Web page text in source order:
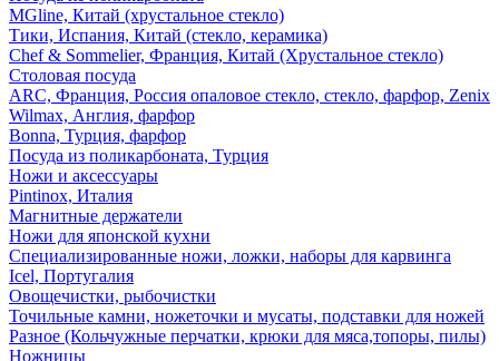
MGline, Китай (хрустальное стекло)
Тики, Испания, Китай (стекло, керамика)
Chef & Sommelier, Франция, Китай (Хрустальное стекло)
Столовая посуда
ARC, Франция, Россия опаловое стекло, стекло, фарфор, Zenix
Wilmax, Англия, фарфор
Bonna, Турция, фарфор
Посуда из поликарбоната, Турция
Ножи и аксессуары
Pintinox, Италия
Магнитные держатели
Ножи для японской кухни
Специализированные ножи, ложки, наборы для карвинга
Icel, Португалия
Овощечистки, рыбочистки
Точильные камни, ножеточки и мусаты, подставки для ножей
Разное (Кольчужные перчатки, крюки для мяса,топоры, пилы)
Ножницы